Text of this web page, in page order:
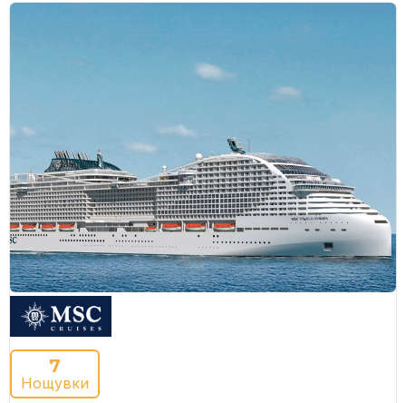
7
Нощувки